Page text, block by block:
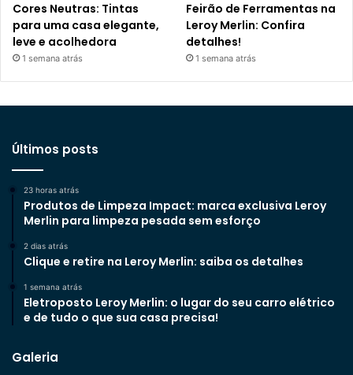
Cores Neutras: Tintas
para uma casa elegante,
leve e acolhedora
1 semana atrás
Feirão de Ferramentas na
Leroy Merlin: Confira
detalhes!
1 semana atrás
Últimos posts
23 horas atrás
Produtos de Limpeza Impact: marca exclusiva Leroy
Merlin para limpeza pesada sem esforço
2 dias atrás
Clique e retire na Leroy Merlin: saiba os detalhes
1 semana atrás
Eletroposto Leroy Merlin: o lugar do seu carro elétrico
e de tudo o que sua casa precisa!
Galeria